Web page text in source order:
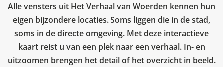
Alle vensters uit Het Verhaal van Woerden kennen hun
eigen bijzondere locaties. Soms liggen die in de stad,
soms in de directe omgeving. Met deze interactieve
kaart reist u van een plek naar een verhaal. In- en
uitzoomen brengen het detail of het overzicht in beeld.